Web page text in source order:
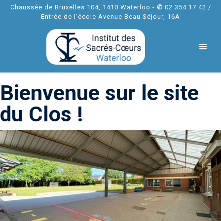
Chaussée de Bruxelles 104, 1410 Waterloo - ✆ 02 354 17 42 /
Entrée de l'école Avenue Beau Séjour, 16A
Bienvenue sur le site
du Clos !